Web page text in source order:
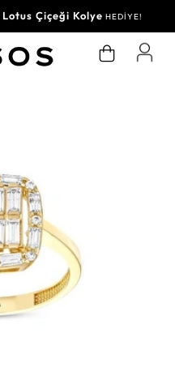
Lotus Çiçeği Kolye HEDİYE!